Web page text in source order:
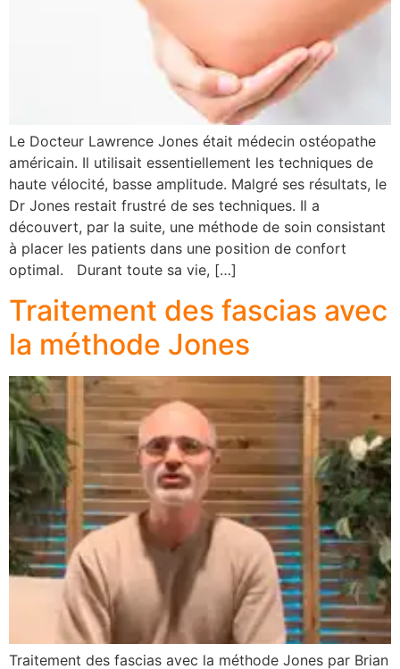
Le Docteur Lawrence Jones était médecin ostéopathe
américain. Il utilisait essentiellement les techniques de
haute vélocité, basse amplitude. Malgré ses résultats, le
Dr Jones restait frustré de ses techniques. Il a
découvert, par la suite, une méthode de soin consistant
à placer les patients dans une position de confort
optimal. Durant toute sa vie, […]
Traitement des fascias avec
la méthode Jones
Traitement des fascias avec la méthode Jones par Brian